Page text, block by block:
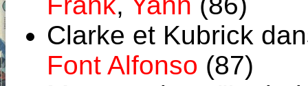
Clarke et Kubrick
Font Alfonso (87)